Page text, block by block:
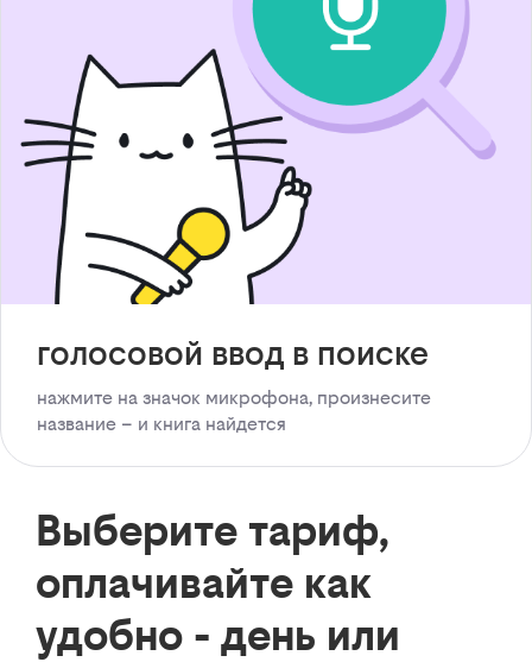
голосовой ввод в поиске
нажмите на значок микрофона, произнесите
название – и книга найдется
Выберите тариф,
оплачивайте как
удобно - день или